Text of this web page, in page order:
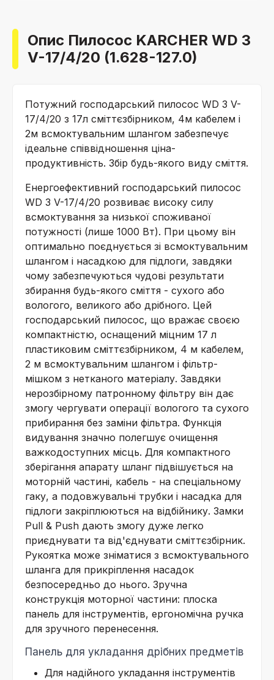
Опис Пилосос KARCHER WD 3
V-17/4/20 (1.628-127.0)
Потужний господарський пилосос WD 3 V-
17/4/20 з 17л сміттєзбірником, 4м кабелем і
2м всмоктувальним шлангом забезпечує
ідеальне співвідношення ціна-
продуктивність. Збір будь-якого виду сміття.
Енергоефективний господарський пилосос
WD 3 V-17/4/20 розвиває високу силу
всмоктування за низької споживаної
потужності (лише 1000 Вт). При цьому він
оптимально поєднується зі всмоктувальним
шлангом і насадкою для підлоги, завдяки
чому забезпечуються чудові результати
збирання будь-якого сміття - сухого або
вологого, великого або дрібного. Цей
господарський пилосос, що вражає своєю
компактністю, оснащений міцним 17 л
пластиковим сміттєзбірником, 4 м кабелем,
2 м всмоктувальним шлангом і фільтр-
мішком з нетканого матеріалу. Завдяки
нерозбірному патронному фільтру він дає
змогу чергувати операції вологого та сухого
прибирання без заміни фільтра. Функція
видування значно полегшує очищення
важкодоступних місць. Для компактного
зберігання апарату шланг підвішується на
моторній частині, кабель - на спеціальному
гаку, а подовжувальні трубки і насадка для
підлоги закріплюються на відбійнику. Замки
Pull & Push дають змогу дуже легко
приєднувати та від'єднувати сміттєзбірник.
Рукоятка може зніматися з всмоктувального
шланга для прикріплення насадок
безпосередньо до нього. Зручна
конструкція моторної частини: плоска
панель для інструментів, ергономічна ручка
для зручного перенесення.
Панель для укладання дрібних предметів
Для надійного укладання інструментів